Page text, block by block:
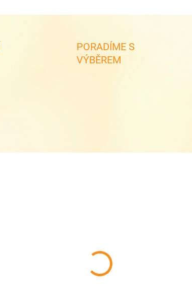
PORADÍME S
VÝBĚREM